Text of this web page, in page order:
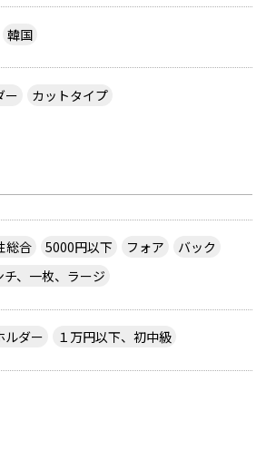
韓国
ー カットタイプ
総合 5000円以下 フォア
バック
チ、一枚、ラージ
ルダー
１万円以下、初中級